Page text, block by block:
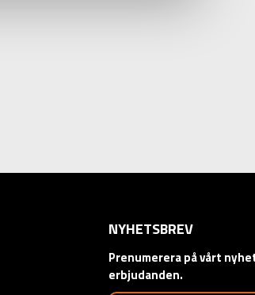
NYHETSBREV
Prenumerera på vårt
erbjudanden.